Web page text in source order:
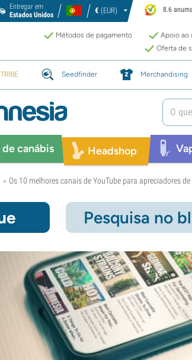
Entregar em
Estados Unidos
€ (EUR) 8.6
Métodos de pagamento Apoio ao
Oferta de
TRIBE Seedfinder Merchandising
canábis Headshop
> Os 10 melhores canais de YouTube para apreciadores
Pesquisa no